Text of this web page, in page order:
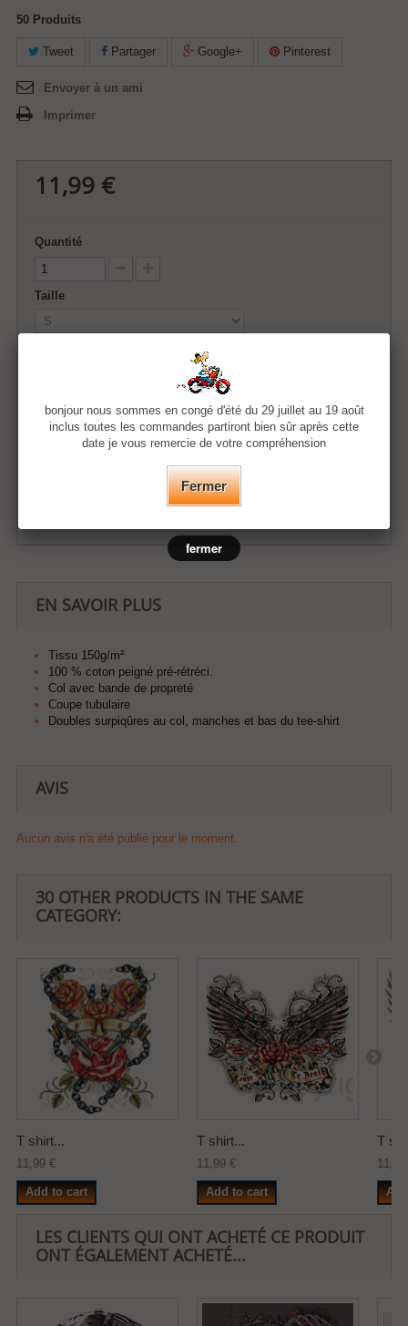
50 Produits
Tweet Partager Google+ Pinterest
Envoyer à un ami
Imprimer
11,99 €
Quantité
Taille
Ajouter au panier
Ajouter à ma liste d'envies
EN SAVOIR PLUS
Tissu 150g/m²
100 % coton peigné pré-rétréci.
Col avec bande de propreté
Coupe tubulaire
Doubles surpiqûres au col, manches et bas du tee-shirt
AVIS
Aucun avis n'a été publié pour le moment.
30 OTHER PRODUCTS IN THE SAME
CATEGORY:
T shirt...
11,99 €
Add to cart
T shirt...
11,99 €
Add to cart
T
LES CLIENTS QUI ONT ACHETÉ CE PRODUIT
ONT ÉGALEMENT ACHETÉ...
bonjour nous sommes en congé d'été du 29 juillet au 19 août
inclus toutes les commandes partiront bien sûr après cette
date je vous remercie de votre compréhension
Fermer
fermer